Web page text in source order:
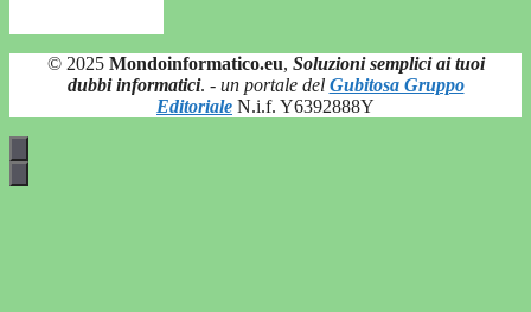
© 2025 Mondoinformatico.eu, Soluzioni semplici ai tuoi
dubbi informatici. - un portale del Gubitosa Gruppo
Editoriale N.i.f. Y6392888Y